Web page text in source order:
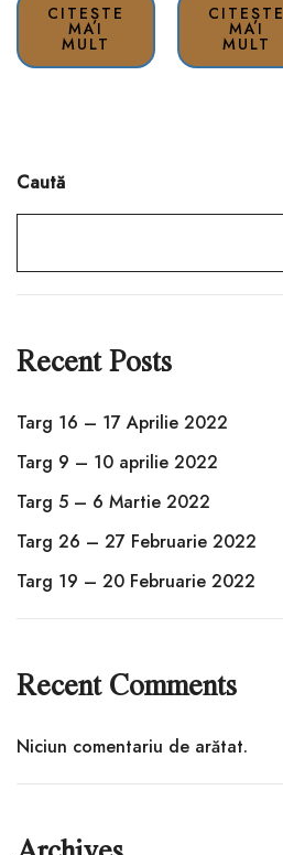
CITEȘTE
MAI
MULT
CITEȘTE
MAI
MULT
Caută
Recent Posts
Targ 16 – 17 Aprilie 2022
Targ 9 – 10 aprilie 2022
Targ 5 – 6 Martie 2022
Targ 26 – 27 Februarie 2022
Targ 19 – 20 Februarie 2022
Recent Comments
Niciun comentariu de arătat.